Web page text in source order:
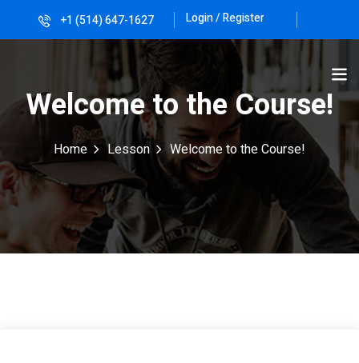
+1 (514) 647-1627 Login / Register
Welcome to the Course!
Home Lesson Welcome to the Course!
Sign in Sign up
Sign in
Don’t have an account?Sign up